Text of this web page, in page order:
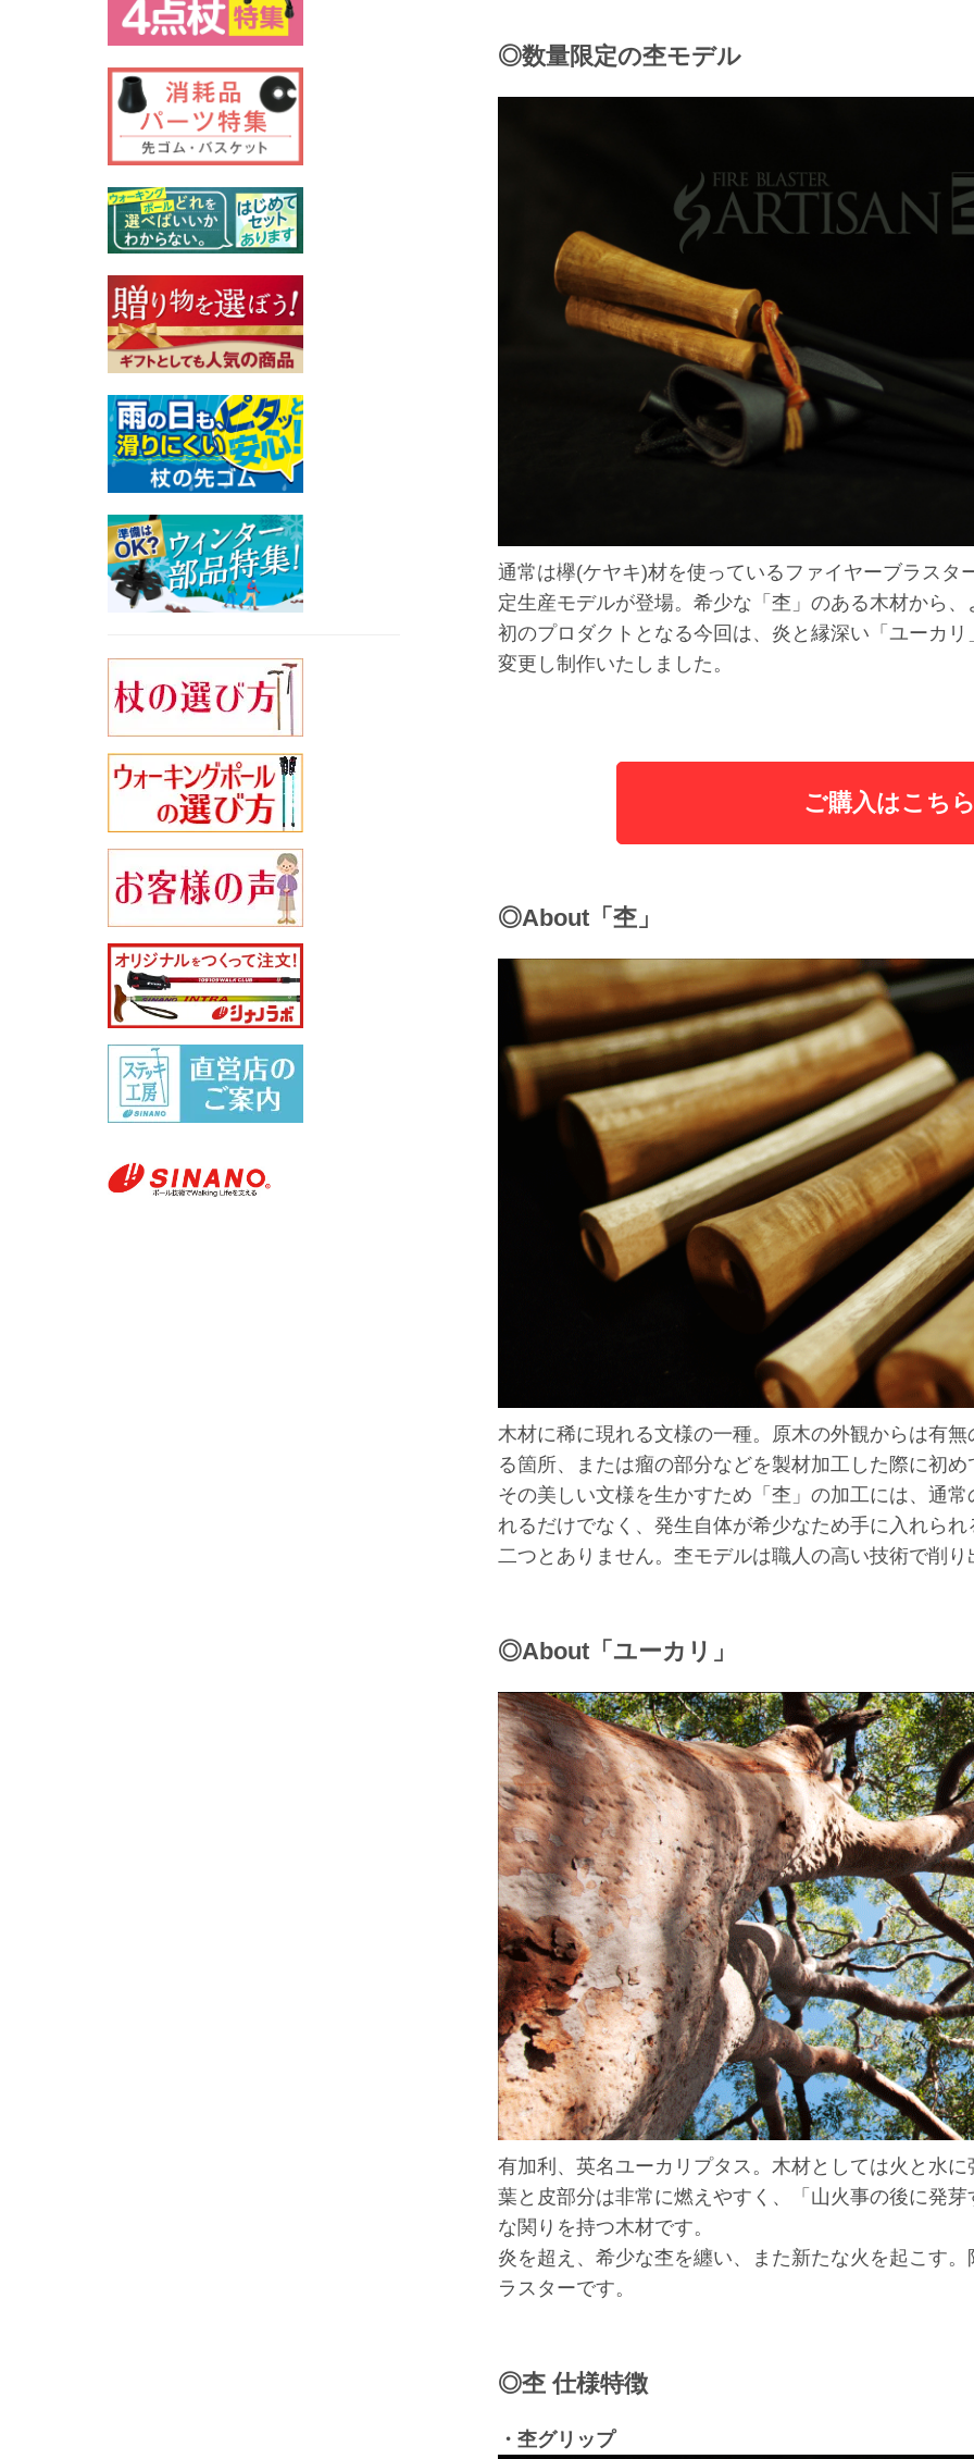
◎数量限定の杢モデル
通常は欅(ケヤキ)材を使っているファイヤーブラスタ
定生産モデルが登場。希少な「杢」のある木材から
初のプロダクトとなる今回は、炎と縁深い「ユーカ
変更し制作いたしました。
ご購入はこち
◎About「杢」
木材に稀に現れる文様の一種。原木の外観からは有
る箇所、または瘤の部分などを製材加工した際に初
その美しい文様を生かすため「杢」の加工には、通
れるだけでなく、発生自体が希少なため手に入れら
二つとありません。杢モデルは職人の高い技術で削
◎About「ユーカリ」
有加利、英名ユーカリプタス。木材としては火と水
葉と皮部分は非常に燃えやすく、「山火事の後に発
な関りを持つ木材です。
炎を超え、希少な杢を纏い、また新たな火を起こす
ラスターです。
◎杢 仕様特徴
・杢グリップ